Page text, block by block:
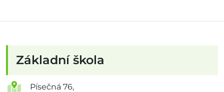
Základní škola
Písečná 76,